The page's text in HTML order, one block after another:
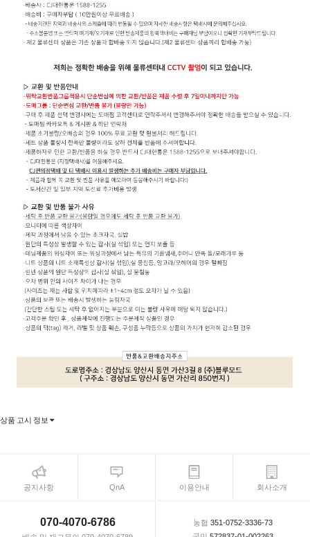
상품 고시 정보
공지사항 QnA 이용안내 회사소개
070-4070-6786 농협 351-0752-3336-73